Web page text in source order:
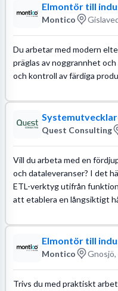
Elmontör till
Montico
Du arbetar med modern
präglas av noggrannhet
och kontroll av färdiga
Quest Consulting
Vill du arbeta med en
och dataleveranser? I det
ETL-verktyg utifrån
att etablera en långsiktigt
Elmontör till
Montico Gnosjö,
Trivs du med praktiskt